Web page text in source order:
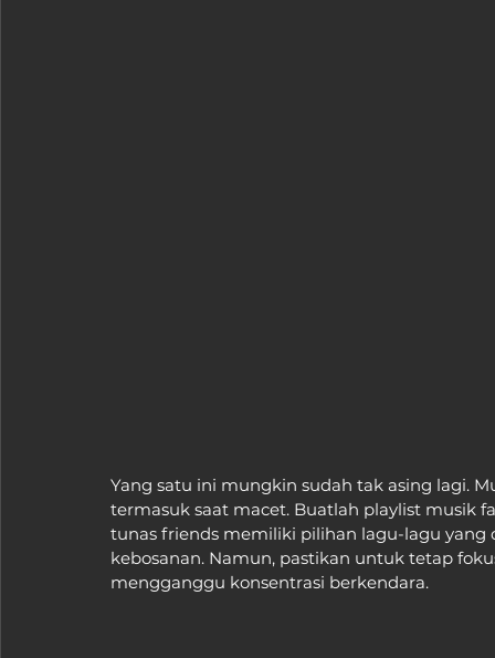
Yang satu ini mungkin sudah tak asing lagi.
termasuk saat macet. Buatlah playlist musik
tunas friends memiliki pilihan lagu-lagu
kebosanan. Namun, pastikan untuk tetap
mengganggu konsentrasi berkendara.